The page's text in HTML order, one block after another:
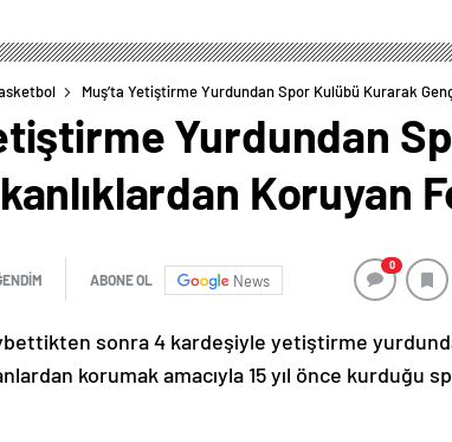
Muş’ta Yetiştirme Yurdundan Spor Kulübü Kurarak
Yurdundan
Koruyan
ABONE OL News
0
sonra 4 kardeşiyle yetiştirme
korumak amacıyla 15 yıl önce kurduğu